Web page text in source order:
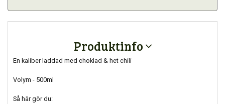
Produktinfo
En kaliber laddad med choklad & het chili
Volym - 500ml
Så här gör du: